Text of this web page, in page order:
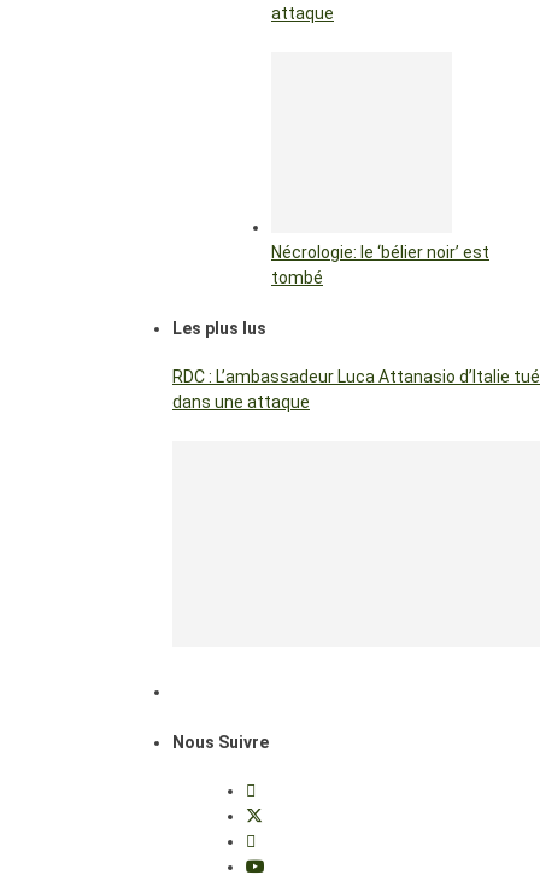
attaque
Nécrologie: le ‘bélier noir’ est
tombé
Les plus lus
RDC : L’ambassadeur Luca Attanasio d’Italie tué
dans une attaque
Nous Suivre